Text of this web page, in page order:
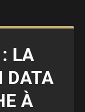
LA
DATA
À